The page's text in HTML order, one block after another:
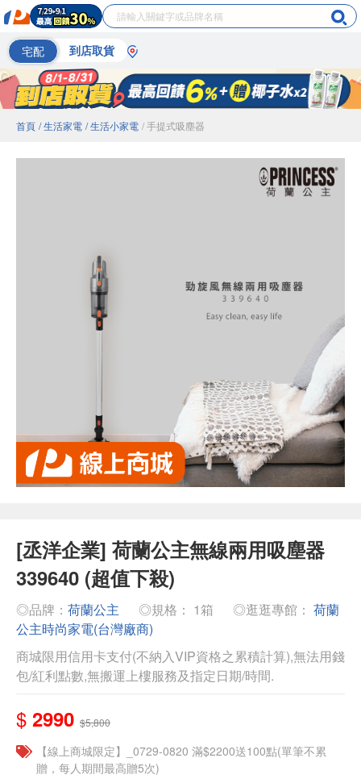
宅配 到店取貨
首頁 / 生活家電 / 生活小家電 / 手提式吸塵器
[丞洋企業] 荷蘭公主無線兩用吸塵器
339640 (超值下殺)
◎品牌： 荷蘭公主 ◎規格： 1箱 ◎逛逛專館： 荷蘭
公主時尚家電(台灣廠商)
商城限用信用卡支付(不納入VIP資格之累積計算),無法用錢
包/紅利點數,無搬運上樓服務及指定日期/時間.
$ 2990 $5,800
【線上商城限定】_0729-0820 滿$2200送100點(單筆不累
贈，每人期間最高贈5次)